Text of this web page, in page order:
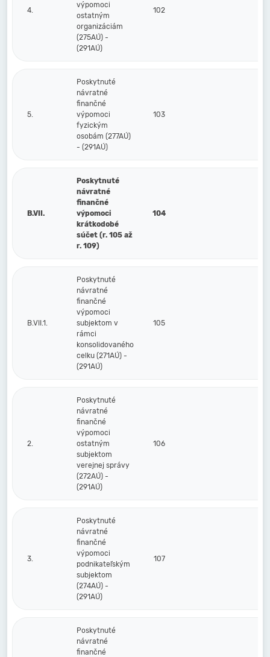
4.
výpomoci
ostatným
organizáciám
(275AÚ) -
(291AÚ)
102
5.
Poskytnuté
návratné
finančné
výpomoci
fyzickým
osobám (277AÚ)
- (291AÚ)
103
B.VII.
Poskytnuté
návratné
finančné
výpomoci
krátkodobé
súčet (r. 105 až
r. 109)
104
B.VII.1.
Poskytnuté
návratné
finančné
výpomoci
subjektom v
rámci
konsolidovaného
celku (271AÚ) -
(291AÚ)
105
2.
Poskytnuté
návratné
finančné
výpomoci
ostatným
subjektom
verejnej správy
(272AÚ) -
(291AÚ)
106
3.
Poskytnuté
návratné
finančné
výpomoci
podnikateľským
subjektom
(274AÚ) -
(291AÚ)
107
Poskytnuté
návratné
finančné